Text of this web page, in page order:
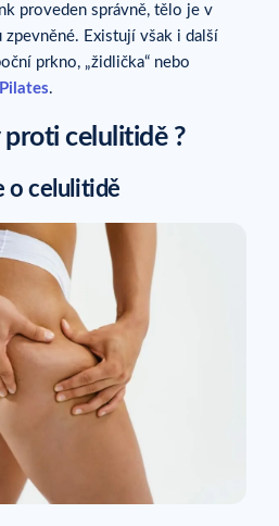
proveden správně, tělo je v
Existují však i další
prkno, „židlička“ nebo
Pilates.
celulitidě ?
o celulitidě